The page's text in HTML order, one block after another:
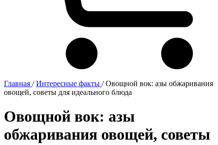
Главная / Интересные факты / Овощной вок: азы обжаривания
овощей, советы для идеального блюда
Овощной вок: азы
обжаривания овощей, советы